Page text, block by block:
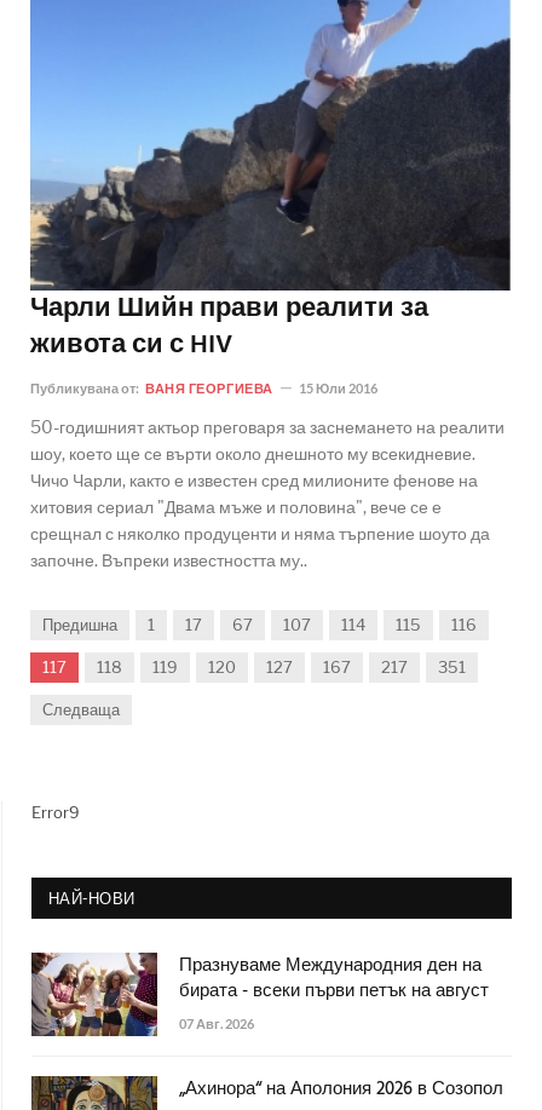
Чарли Шийн прави реалити за
живота си с HIV
Публикувана от: ВАНЯ ГЕОРГИЕВА 15 Юли 2016
50-годишният актьор преговаря за заснемането на реалити
шоу, което ще се върти около днешното му всекидневие.
Чичо Чарли, както е известен сред милионите фенове на
хитовия сериал "Двама мъже и половина", вече се е
срещнал с няколко продуценти и няма търпение шоуто да
започне. Въпреки известността му..
Предишна 1 17 67 107 114 115 116
117 118 119 120 127 167 217 351
Следваща
Error9
НАЙ-НОВИ
Празнуваме Международния ден на
бирата - всеки първи петък на август
07 Авг. 2026
„Ахинора“ на Аполония 2026 в Созопол